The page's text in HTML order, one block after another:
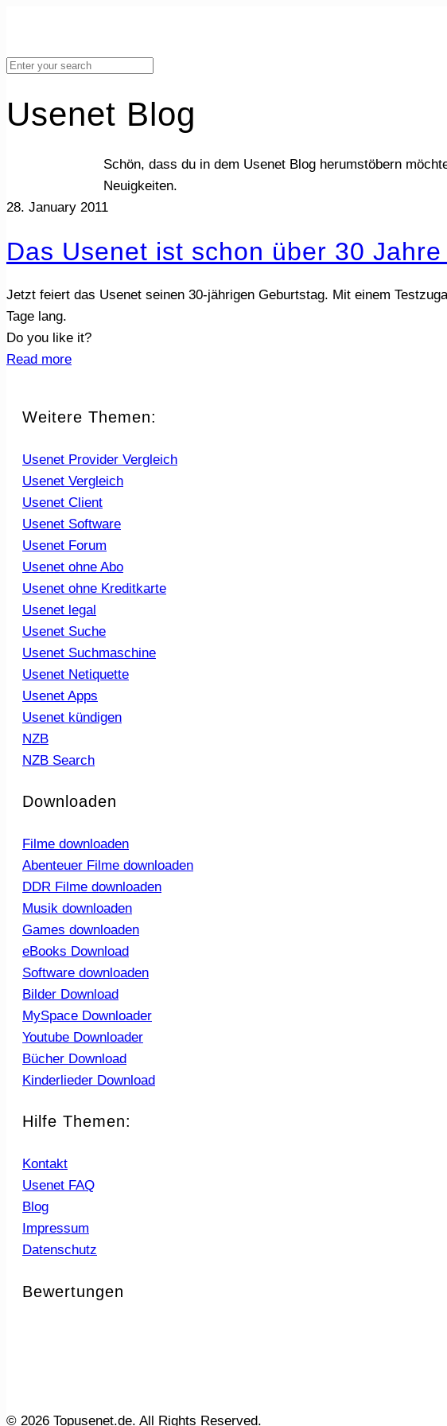
Usenet Blog
Schön, dass du in dem Usenet Blog herumstöbern
Neuigkeiten.
28. January 2011
Das Usenet ist schon über 30
Jetzt feiert das Usenet seinen 30-jährigen Geburtstag. Mit einem
Tage lang.
Do you like it?
Read more
Weitere Themen:
Usenet Provider Vergleich
Usenet Vergleich
Usenet Client
Usenet Software
Usenet Forum
Usenet ohne Abo
Usenet ohne Kreditkarte
Usenet legal
Usenet Suche
Usenet Suchmaschine
Usenet Netiquette
Usenet Apps
Usenet kündigen
NZB
NZB Search
Downloaden
Filme downloaden
Abenteuer Filme downloaden
DDR Filme downloaden
Musik downloaden
Games downloaden
eBooks Download
Software downloaden
Bilder Download
MySpace Downloader
Youtube Downloader
Bücher Download
Kinderlieder Download
Hilfe Themen:
Kontakt
Usenet FAQ
Blog
Impressum
Datenschutz
Bewertungen
© 2026 Topusenet.de. All Rights Reserved.